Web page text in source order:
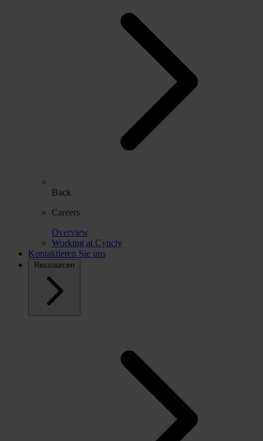
Back
Careers
Overview
Working at Cyncly
Kontaktieren Sie uns
Ressourcen